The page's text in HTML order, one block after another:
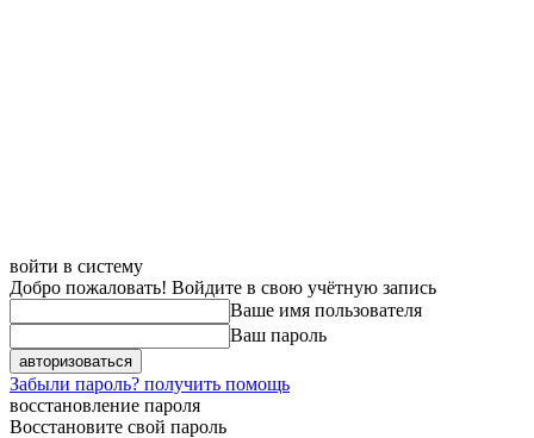
войти в систему
Добро пожаловать! Войдите в свою учётную запись
Ваше имя пользователя
Ваш пароль
Забыли пароль? получить помощь
восстановление пароля
Восстановите свой пароль